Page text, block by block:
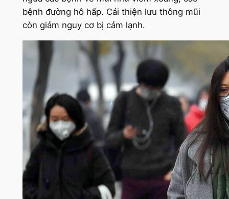
bệnh đường hô hấp. Cải thiện lưu thông mũi
còn giảm nguy cơ bị cảm lạnh.